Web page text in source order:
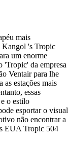
mais
Kangol 's Tropic
um enorme
'Tropic' da empresa
Ventair para lhe
as estações mais
essas
o estilo
esportar o visual
não encontrar a
EUA Tropic 504